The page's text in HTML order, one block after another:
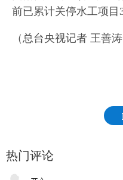
前已累计关停水工项目
（总台央视记者 王善涛
热门评论